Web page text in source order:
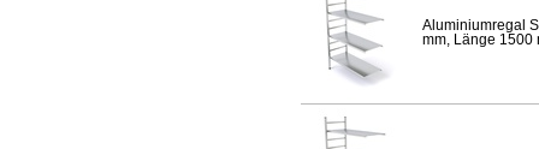
Aluminiumregal
mm, Länge 1500